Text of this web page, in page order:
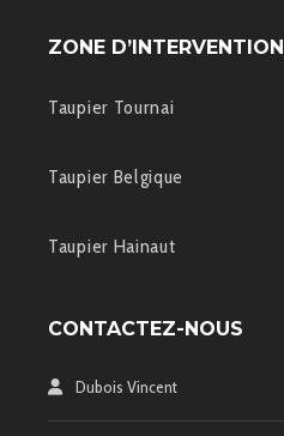
ZONE D’INTERVENTION
Taupier Tournai
Taupier Belgique
Taupier Hainaut
CONTACTEZ-NOUS
Dubois Vincent